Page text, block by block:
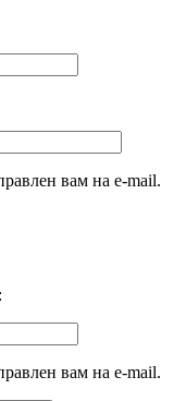
вам на e-mail.
вам на e-mail.